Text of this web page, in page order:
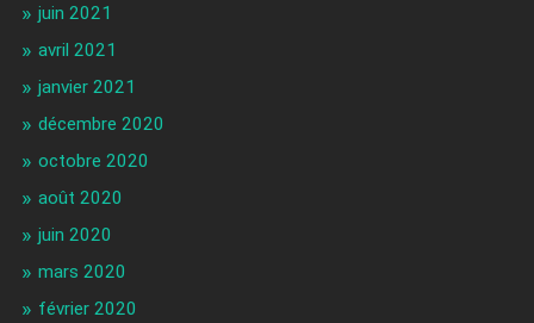
juin 2021
avril 2021
janvier 2021
décembre 2020
octobre 2020
août 2020
juin 2020
mars 2020
février 2020